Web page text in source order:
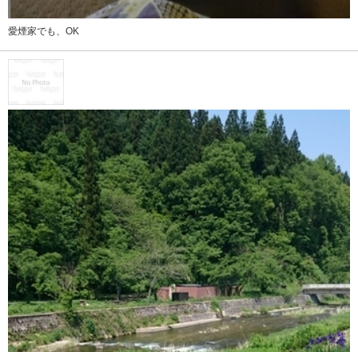
愛煙家でも、OK